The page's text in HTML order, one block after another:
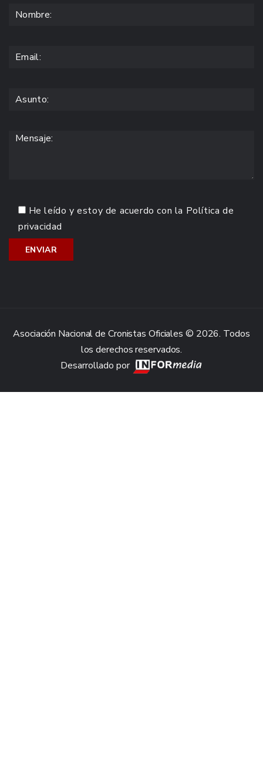
He leído y estoy de acuerdo con la Política de
privacidad
Asociación Nacional de Cronistas Oficiales © 2026. Todos
los derechos reservados.
Desarrollado por